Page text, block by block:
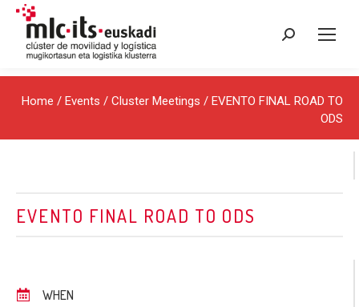
Search:
Home / Events / Cluster Meetings / EVENTO FINAL ROAD TO
ODS
EVENTO FINAL ROAD TO ODS
WHEN